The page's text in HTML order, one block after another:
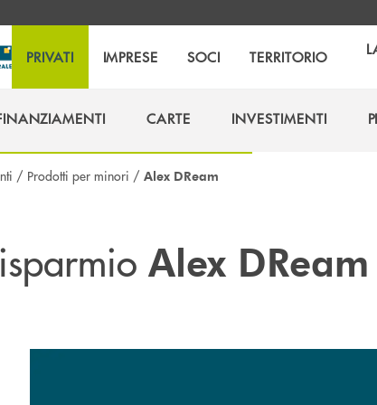
PRIVATI IMPRESE SOCI TERRITORIO
CARTE
INVESTIMENTI
/ Prodotti per minori / Alex DReam
Alex DReam